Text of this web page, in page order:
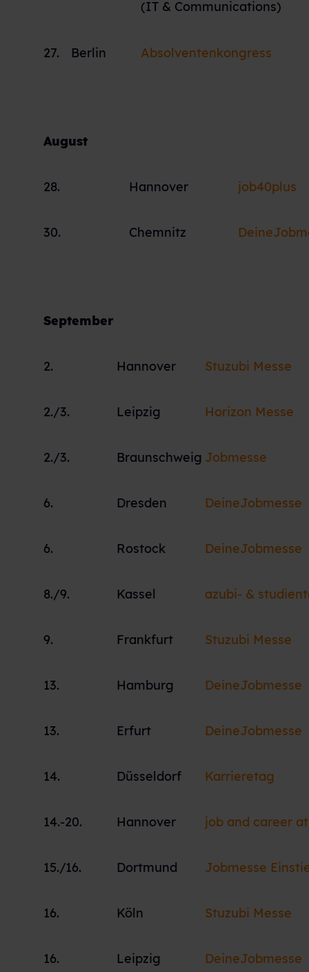
(IT & Communications)
27. Berlin Absolventenkongress
August
28. Hannover job40plus
30. Chemnitz
September
2. Hannover Stuzubi Messe
2./3. Leipzig Horizon Messe
2./3. Braunschweig Jobmesse
6. Dresden DeineJobmesse
6. Rostock DeineJobmesse
8./9. Kassel azubi- &
9. Frankfurt Stuzubi Messe
13. Hamburg DeineJobmesse
13. Erfurt DeineJobmesse
14. Düsseldorf Karrieretag
14.-20. Hannover job and career
15./16. Dortmund Jobmesse
16. Köln Stuzubi Messe
16. Leipzig DeineJobmesse